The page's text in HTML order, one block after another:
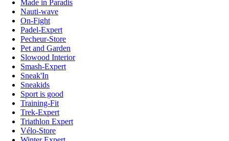
Made in Paradis
Nauti-wave
On-Fight
Padel-Expert
Pecheur-Store
Pet and Garden
Slowood Interior
Smash-Expert
Sneak'In
Sneakids
Sport is good
Training-Fit
Trek-Expert
Triathlon Expert
Vélo-Store